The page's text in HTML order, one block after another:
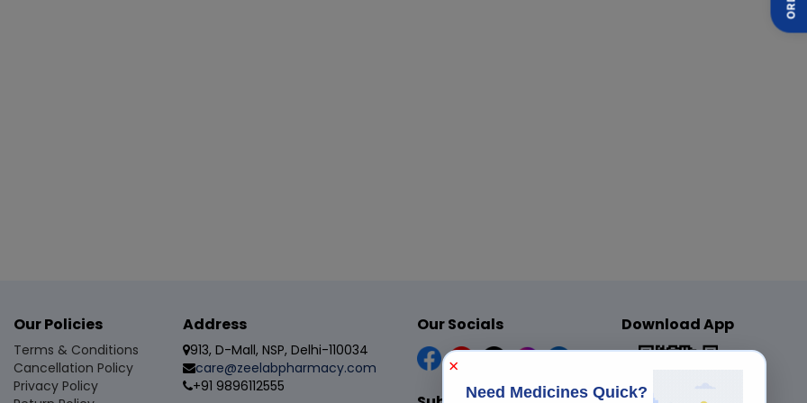
(alcohol) தவிர்க்கவும்
இருந்தால் மருத்துவருக்கு தெரிவிக்கவும்
பரிந்துரைக்கப்படாது
symptoms) ஏற்படலாம்
thoughts) உள்ளதா என்று கவனிக்கவும்
ஆகும்? ×
Need Medicines Quick?
Our Policies
Terms & Conditions
Cancellation Policy
Privacy Policy
Address
913, D-Mall, NSP, Delhi-110034
care@zeelabpharmacy.com
+91 9896112555
Our Socials Download App